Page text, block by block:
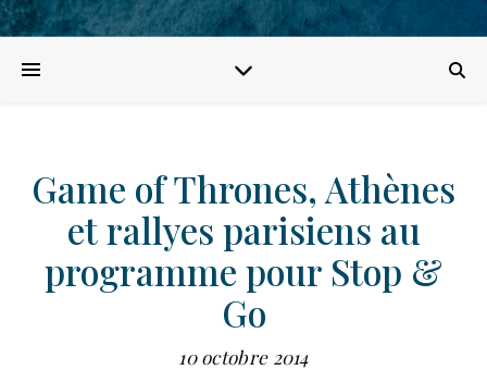
Game of Thrones, Athènes
et rallyes parisiens au
programme pour Stop &
Go
10 octobre 2014